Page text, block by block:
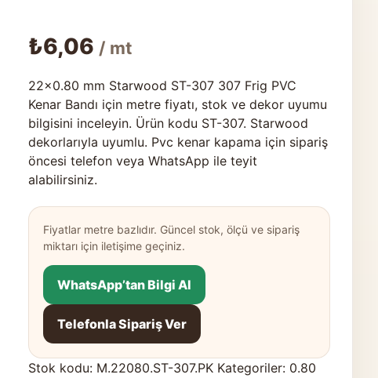
₺6,06 / mt
22×0.80 mm Starwood ST-307 307 Frig PVC
Kenar Bandı için metre fiyatı, stok ve dekor uyumu
bilgisini inceleyin. Ürün kodu ST-307. Starwood
dekorlarıyla uyumlu. Pvc kenar kapama için sipariş
öncesi telefon veya WhatsApp ile teyit
alabilirsiniz.
Fiyatlar metre bazlıdır. Güncel stok, ölçü ve sipariş
miktarı için iletişime geçiniz.
WhatsApp’tan Bilgi Al
Telefonla Sipariş Ver
Stok kodu: M.22080.ST-307.PK Kategoriler: 0.80